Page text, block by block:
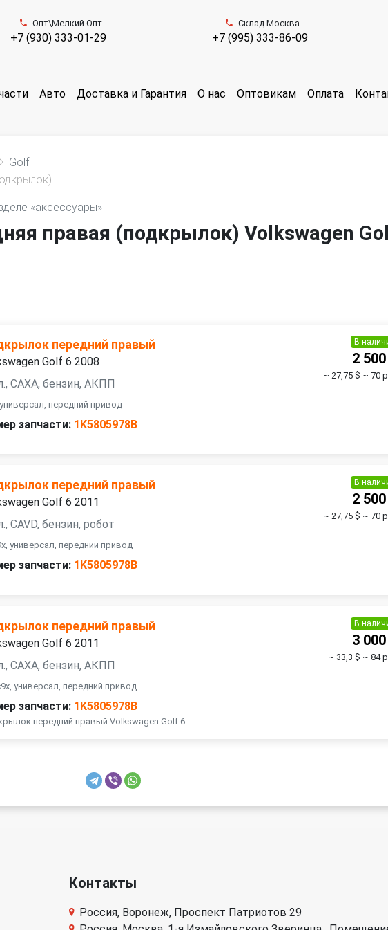
Опт\Мелкий Опт
+7 (930) 333-01-29
Склад Москва
+7 (995) 333-86-09
Авто Доставка и Гарантия О нас Оптовикам Оплата
Golf
«аксессуары»
правая (подкрылок) Volkswagen
передний правый
Golf 6 2008
CAXA, бензин, АКПП
передний привод
запчасти: 1K5805978B
В
2
~ 27,75 $ ~ 70
передний правый
Golf 6 2011
CAVD, бензин, робот
универсал, передний привод
запчасти: 1K5805978B
В
2
~ 27,75 $ ~ 70
передний правый
Golf 6 2011
CAXA, бензин, АКПП
универсал, передний привод
запчасти: 1K5805978B
передний правый Volkswagen Golf 6
В
3
~ 33,3 $ ~ 84
Контакты
Россия, Воронеж, Проспект Патриотов 29